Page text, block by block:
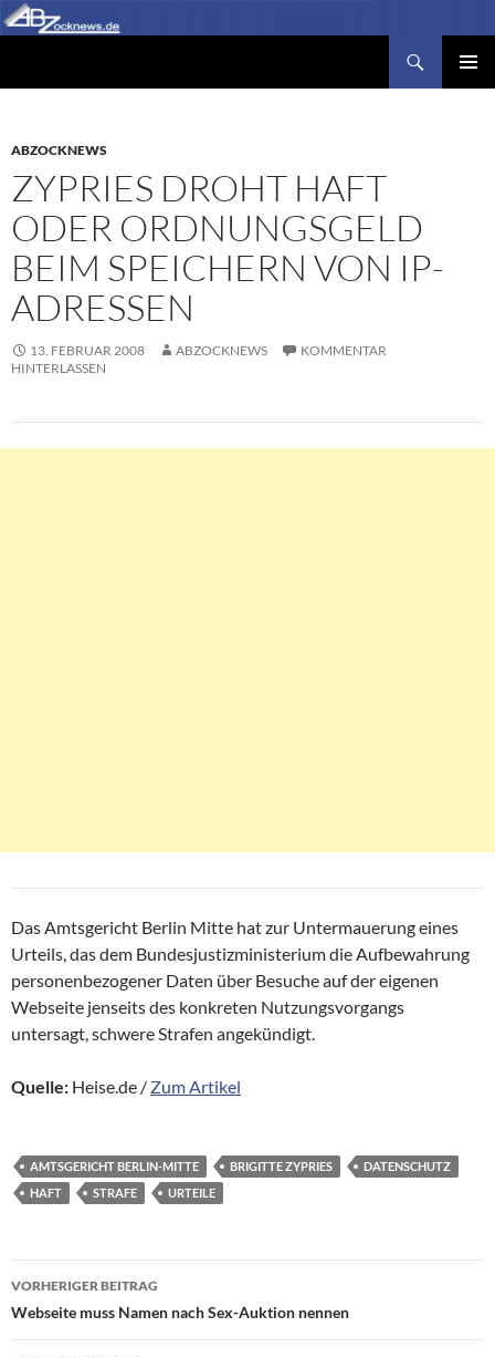
Zum
Inhalt
ABZOCKNEWS
ZYPRIES DROHT HAFT
ODER ORDNUNGSGELD
BEIM SPEICHERN VON IP-
ADRESSEN
13. FEBRUAR 2008 ABZOCKNEWS
KOMMENTAR
HINTERLASSEN
Das Amtsgericht Berlin Mitte hat zur Untermauerung eines
Urteils, das dem Bundesjustizministerium die Aufbewahrung
personenbezogener Daten über Besuche auf der eigenen
Webseite jenseits des konkreten Nutzungsvorgangs
untersagt, schwere Strafen angekündigt.
Quelle: Heise.de / Zum Artikel
AMTSGERICHT BERLIN-MITTE BRIGITTE ZYPRIES
DATENSCHUTZ
HAFT
STRAFE URTEILE
Beitragsnavigation
VORHERIGER BEITRAG
Webseite muss Namen nach Sex-Auktion nennen